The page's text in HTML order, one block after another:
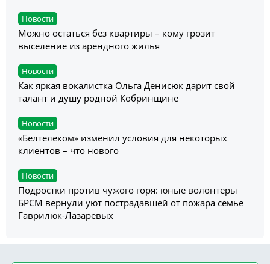
Новости
Можно остаться без квартиры – кому грозит
выселение из арендного жилья
Новости
Как яркая вокалистка Ольга Денисюк дарит свой
талант и душу родной Кобринщине
Новости
«Белтелеком» изменил условия для некоторых
клиентов – что нового
Новости
Подростки против чужого горя: юные волонтеры
БРСМ вернули уют пострадавшей от пожара семье
Гаврилюк-Лазаревых